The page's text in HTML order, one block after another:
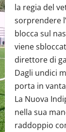
la regia del
sorprendere
blocca sul
viene
direttore di
Dagli undici
porta in
La Nuova
nella sua
raddoppio